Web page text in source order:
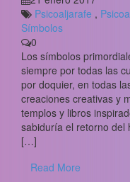
Psicoaljarafe ,
Símbolos
0
Los símbolos
siempre por todas las
por doquier, en todas
creaciones creativas y
templos y libros
sabiduría el retorno del
[…]
Read More